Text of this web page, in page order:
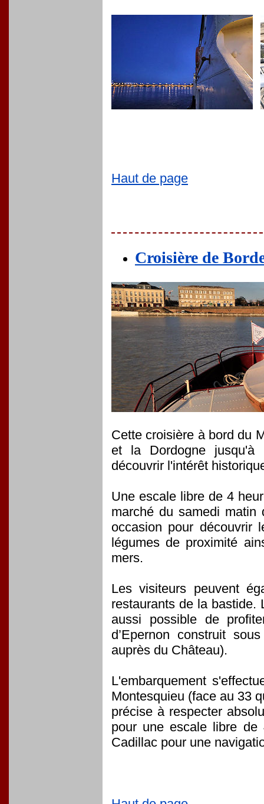
Haut de page
Croisière de
Cette croisière à bord du
et la Dordogne jusqu'à
découvrir l'intérêt
Une escale libre de 4
marché du samedi
occasion pour découvrir
légumes de proximité
mers.
Les visiteurs peuvent
restaurants de la bastide.
aussi possible de
d’Epernon construit
auprès du Château).
L'embarquement
Montesquieu (face au 33
précise à respecter
pour une escale libre
Cadillac pour une